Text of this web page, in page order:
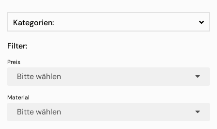
Kategorien:
Filter:
Bitte wählen
Bitte wählen